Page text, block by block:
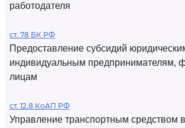
работодателя
ст. 78 БК РФ
Предоставление субсидий
индивидуальным предпринимателям,
лицам
ст. 12.8 КоАП РФ
Управление транспортным средством